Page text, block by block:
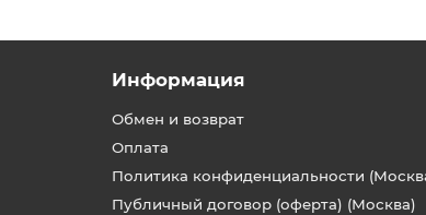
Информация
Обмен и возврат
Оплата
Политика конфиденциальности
Публичный договор (оферта) (Москва)